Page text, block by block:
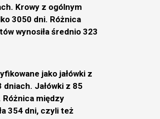
Krowy z ogólnym
3050 dni. Różnica
wynosiła średnio 323
jako jałówki z
Jałówki z 85
między
354 dni, czyli też